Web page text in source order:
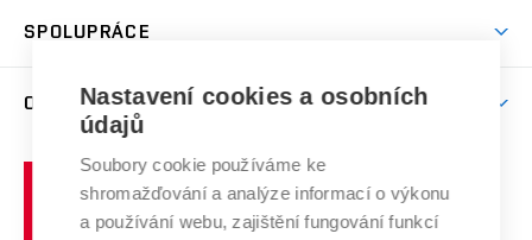
Celoživotní vzdělávání
E-přihláška
Harmonogram akademického roku
Závěrečné práce
Doktorské studium
Zpracování osobních údajů studentů
Sociální bezpečí
Studium bez bariér
Podpora podnikání
Mezinárodní vědecká rada
Systém zajišťování kvality výzkumu
Výzkumné infrastruktury
Transfer znalostí
SPOLUPRÁCE
Zahraniční spolupráce
Spolupráce se školami
Služby univerzity
O UNIVERZITĚ
Profil univerzity
Udržitelná univerzita
učení
technické
Nastavení cookies a osobních
údajů
Soubory cookie používáme ke
shromažďování a analýze informací o výkonu
a používání webu, zajištění fungování funkcí